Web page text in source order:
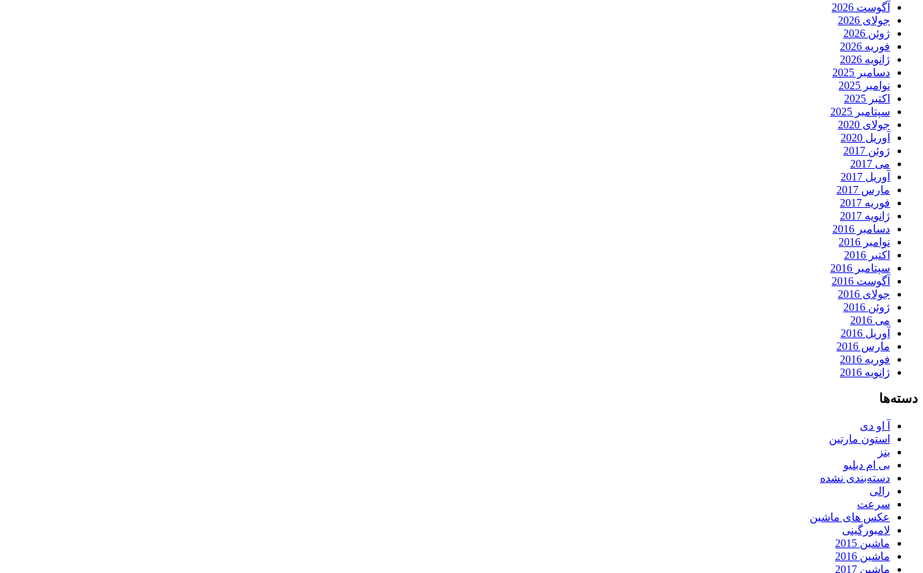
آگوست 2026
جولای 2026
ژوئن 2026
فوریه 2026
ژانویه 2026
دسامبر 2025
نوامبر 2025
اکتبر 2025
سپتامبر 2025
جولای 2020
آوریل 2020
ژوئن 2017
می 2017
آوریل 2017
مارس 2017
فوریه 2017
ژانویه 2017
دسامبر 2016
نوامبر 2016
اکتبر 2016
سپتامبر 2016
آگوست 2016
جولای 2016
ژوئن 2016
می 2016
آوریل 2016
مارس 2016
فوریه 2016
ژانویه 2016
دسته‌ها
آ او دی
استون مارتین
بنز
بی ام دبلیو
دسته‌بندی نشده
رالی
سرعت
عکس های ماشین
لامبورگینی
ماشین 2015
ماشین 2016
ماشین 2017